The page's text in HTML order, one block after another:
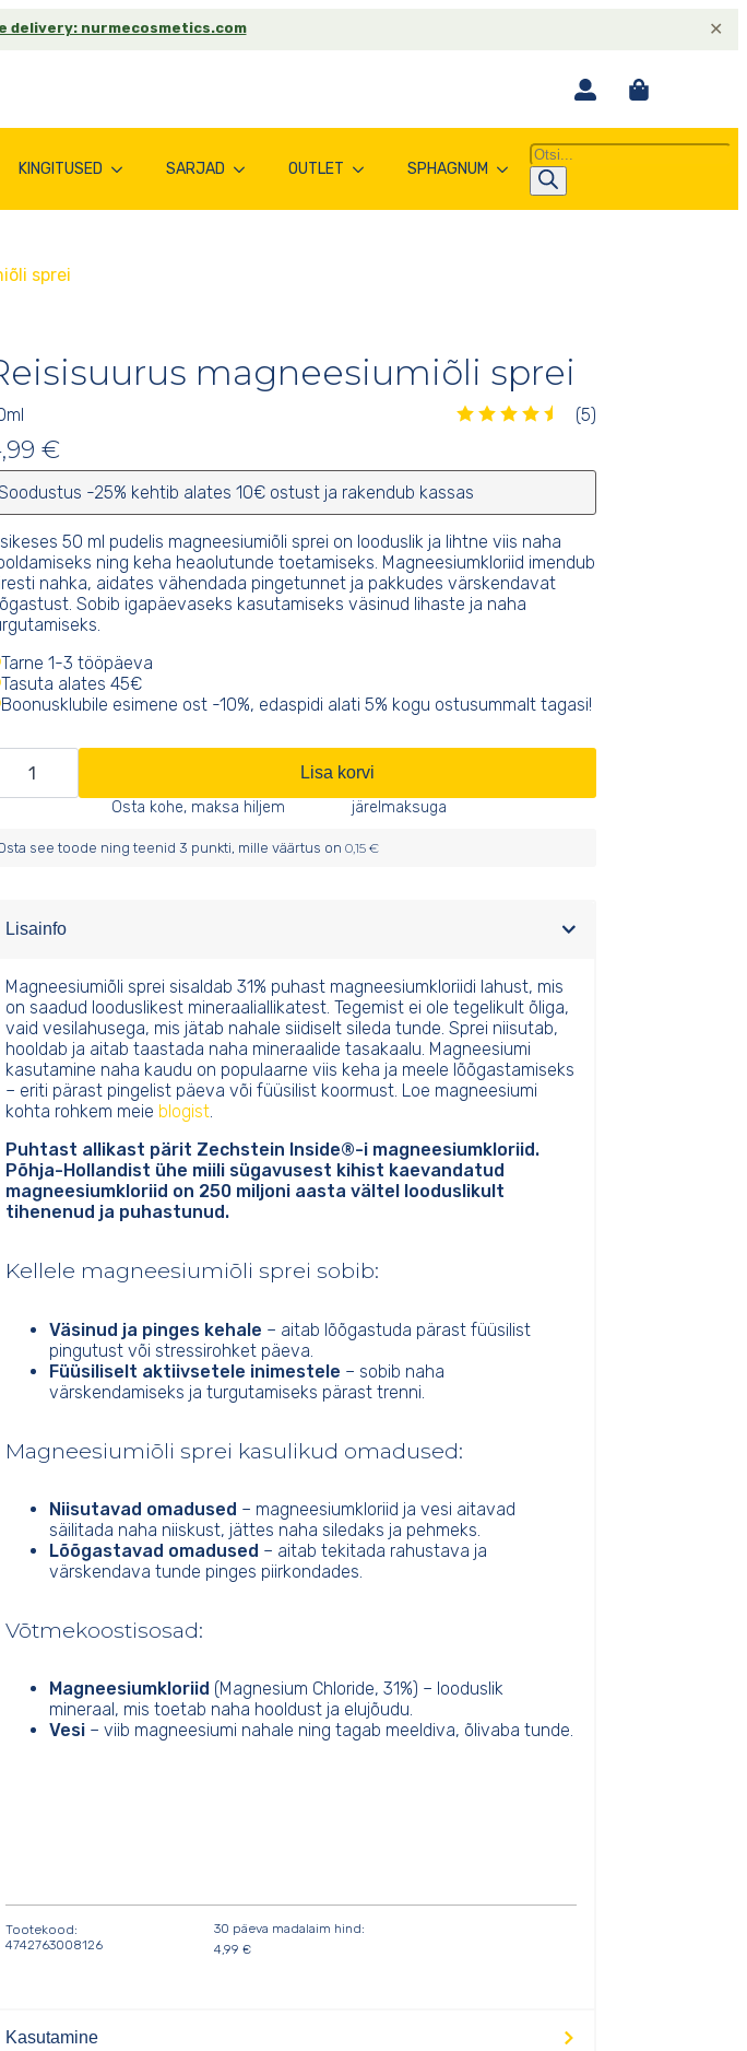
delivery: nurmecosmetics.com ✕
KINGITUSED SARJAD OUTLET SPHAGNUM
Products
search
sprei
magneesiumiõli sprei
ml
Hinnatud
põhjal
(5)
€
-25% kehtib alates 10€ ostust ja rakendub kassas
50 ml pudelis magneesiumiõli sprei on looduslik ja lihtne viis naha
ning keha heaolutunde toetamiseks. Magneesiumkloriid imendub
nahka, aidates vähendada pingetunnet ja pakkudes värskendavat
Sobib igapäevaseks kasutamiseks väsinud lihaste ja naha
Tarne 1-3 tööpäeva
Tasuta alates 45€
Boonusklubile esimene ost -10%, edaspidi alati 5% kogu ostusummalt tagasi!
Lisa korvi
Osta kohe, maksa hiljem
järelmaksuga
see toode ning teenid 3 punkti, mille väärtus on 0,15 €
Lisainfo
Magneesiumiõli sprei sisaldab 31% puhast magneesiumkloriidi lahust, mis
on saadud looduslikest mineraaliallikatest. Tegemist ei ole tegelikult õliga,
vaid vesilahusega, mis jätab nahale siidiselt sileda tunde. Sprei niisutab,
hooldab ja aitab taastada naha mineraalide tasakaalu. Magneesiumi
kasutamine naha kaudu on populaarne viis keha ja meele lõõgastamiseks
– eriti pärast pingelist päeva või füüsilist koormust. Loe magneesiumi
kohta rohkem meie blogist.
Puhtast allikast pärit Zechstein Inside®-i magneesiumkloriid.
Põhja-Hollandist ühe miili sügavusest kihist kaevandatud
magneesiumkloriid on 250 miljoni aasta vältel looduslikult
tihenenud ja puhastunud.
Kellele magneesiumiõli sprei sobib:
Väsinud ja pinges kehale – aitab lõõgastuda pärast füüsilist
pingutust või stressirohket päeva.
Füüsiliselt aktiivsetele inimestele – sobib naha
värskendamiseks ja turgutamiseks pärast trenni.
Magneesiumiõli sprei kasulikud omadused:
Niisutavad omadused – magneesiumkloriid ja vesi aitavad
säilitada naha niiskust, jättes naha siledaks ja pehmeks.
Lõõgastavad omadused – aitab tekitada rahustava ja
värskendava tunde pinges piirkondades.
Võtmekoostisosad:
Magneesiumkloriid (Magnesium Chloride, 31%) – looduslik
mineraal, mis toetab naha hooldust ja elujõudu.
Vesi – viib magneesiumi nahale ning tagab meeldiva, õlivaba tunde.
Tootekood:
4742763008126
30 päeva madalaim hind:
4,99 €
Kasutamine